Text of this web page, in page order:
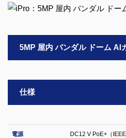
5MP 屋内 バンダル ドーム AI
仕様
電源 DC12 V PoE+（